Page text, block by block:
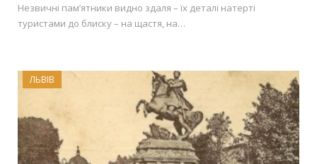
Незвичні пам’ятники видно здаля – їх деталі натерті
туристами до блиску – на щастя, на…
ЛЬВІВ